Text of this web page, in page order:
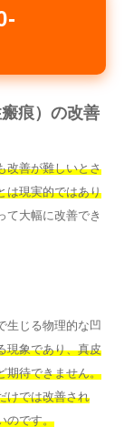
痕）の改善
改善が難しいとさ
は現実的ではあり
て大幅に改善でき
生じる物理的な凹
現象であり、真皮
期待できません。
けでは改善され
のです。